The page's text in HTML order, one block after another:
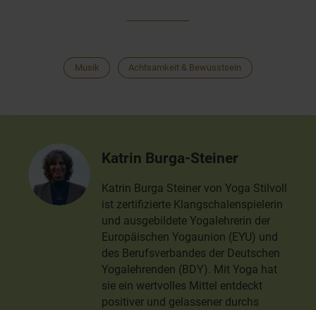
Musik Achtsamkeit & Bewusstsein
Katrin Burga-Steiner
Katrin Burga Steiner von Yoga Stilvoll
ist zertifizierte Klangschalenspielerin
und ausgebildete Yogalehrerin der
Europäischen Yogaunion (EYU) und
des Berufsverbandes der Deutschen
Yogalehrenden (BDY). Mit Yoga hat
sie ein wertvolles Mittel entdeckt
positiver und gelassener durchs